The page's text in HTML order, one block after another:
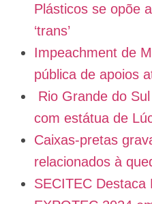
Plásticos se opõe
‘trans’
Impeachment de
pública de apoios
Rio Grande do
com estátua de
Caixas-pretas
relacionados à
SECITEC